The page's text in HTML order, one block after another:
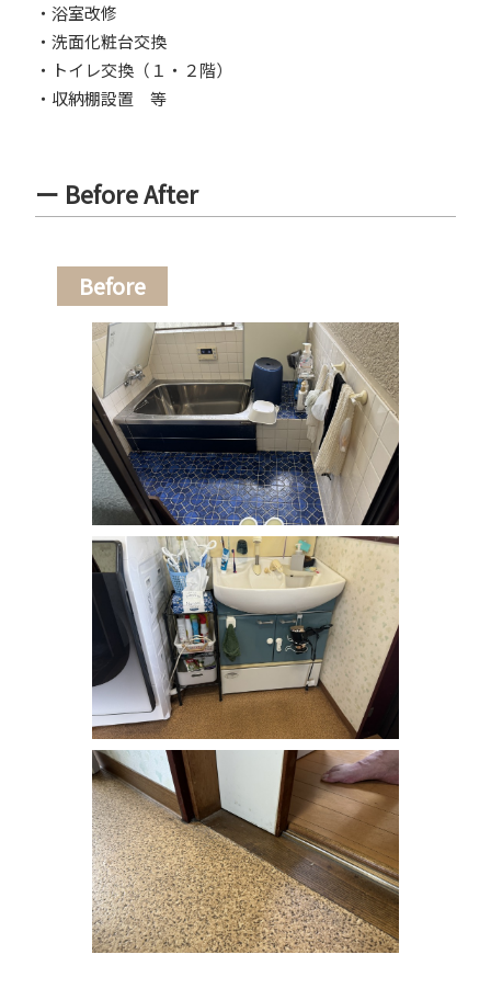
・浴室改修
・洗面化粧台交換
・トイレ交換（１・２階）
・収納棚設置 等
ー Before After
Before